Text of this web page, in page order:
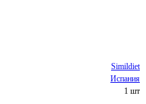
Simildiet
Испания
1 шт